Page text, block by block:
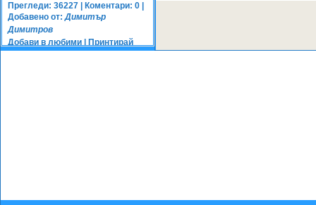
Прегледи: 36227 | Коментари: 0 |
Добавено от:Димитър
Димитров
Добави в любими
Принтирай